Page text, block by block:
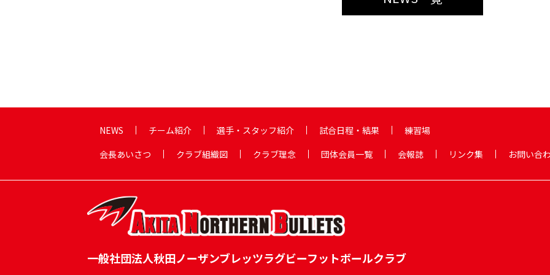
NEWS チーム紹介 選手・スタッフ紹介 試合日程・結果
練習場
会長あいさつ
クラブ組織図 クラブ理念 団体会員一覧 会報誌 リンク集 お問い合
一般社団法人秋田ノーザンブレッツラグビーフットボールクラブ